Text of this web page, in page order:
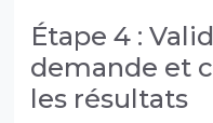
Étape 4 :
demande et
les résultats